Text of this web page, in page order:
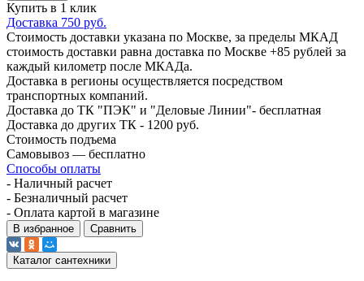
Купить в 1 клик
Доставка 750 руб.
Стоимость доставки указана по Москве, за пределы МКАД
стоимость доставки равна доставка по Москве +85 рублей за
каждый километр после МКАДа.
Доставка в регионы осуществляется посредством
транспортных компаний.
Доставка до ТК "ПЭК" и "Деловые Линии"- бесплатная
Доставка до других ТК - 1200 руб.
Стоимость подъема
Самовывоз — бесплатно
Способы оплаты
- Наличный расчет
- Безналичный расчет
- Оплата картой в магазине
В избранное Сравнить
Каталог сантехники